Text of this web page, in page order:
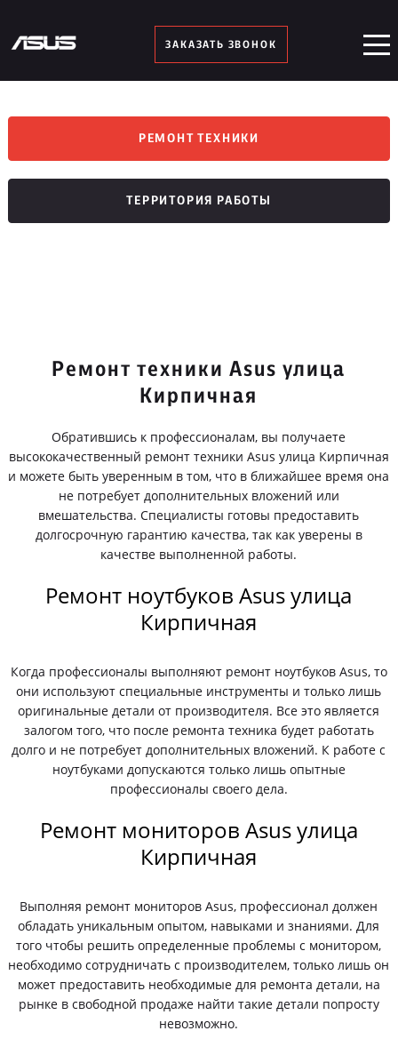
ЗАКАЗАТЬ ЗВОНОК
РЕМОНТ ТЕХНИКИ
ТЕРРИТОРИЯ РАБОТЫ
Ремонт техники Asus улица
Кирпичная
Обратившись к профессионалам, вы получаете
высококачественный ремонт техники Asus улица Кирпичная
и можете быть уверенным в том, что в ближайшее время она
не потребует дополнительных вложений или
вмешательства. Специалисты готовы предоставить
долгосрочную гарантию качества, так как уверены в
качестве выполненной работы.
Ремонт ноутбуков Asus улица
Кирпичная
Когда профессионалы выполняют ремонт ноутбуков Asus, то
они используют специальные инструменты и только лишь
оригинальные детали от производителя. Все это является
залогом того, что после ремонта техника будет работать
долго и не потребует дополнительных вложений. К работе с
ноутбуками допускаются только лишь опытные
профессионалы своего дела.
Ремонт мониторов Asus улица
Кирпичная
Выполняя ремонт мониторов Asus, профессионал должен
обладать уникальным опытом, навыками и знаниями. Для
того чтобы решить определенные проблемы с монитором,
необходимо сотрудничать с производителем, только лишь он
может предоставить необходимые для ремонта детали, на
рынке в свободной продаже найти такие детали попросту
невозможно.